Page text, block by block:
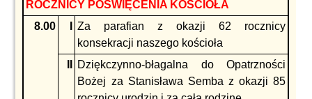
ROCZNICY POŚWIĘCENIA KOŚCIOŁA
8.00
Za parafian z okazji 62 rocznicy
konsekracji naszego kościoła
Dziękczynno-błagalna do Opatrzności
Bożej za Stanisława Semba z okazji 85